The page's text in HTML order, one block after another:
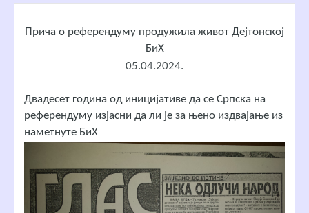
Прича о референдуму продужила живот Дејтонској
БиХ
05.04.2024.
Двадесет година од иницијативе да се Српска на
референдуму изјасни да ли је за њено издвајање из
наметнуте БиХ